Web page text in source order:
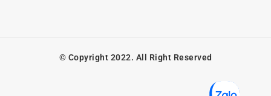
© Copyright 2022. All Right Reserved